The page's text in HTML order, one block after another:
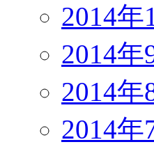
2014年
2014年
2014年
2014年